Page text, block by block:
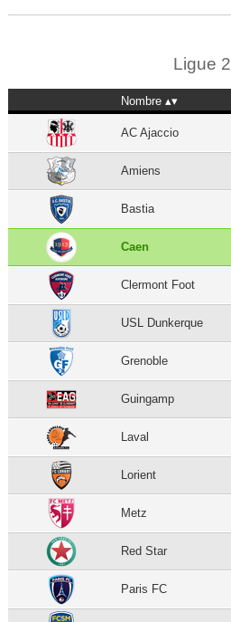
Ligue 2
Nombre
AC Ajaccio
Amiens
Bastia
Caen
Clermont Foot
USL Dunkerque
Grenoble
Guingamp
Laval
Lorient
Metz
Red Star
Paris FC